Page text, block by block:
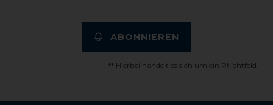
ABONNIEREN
** Hierbei handelt es sich um ein Pflichtfeld.